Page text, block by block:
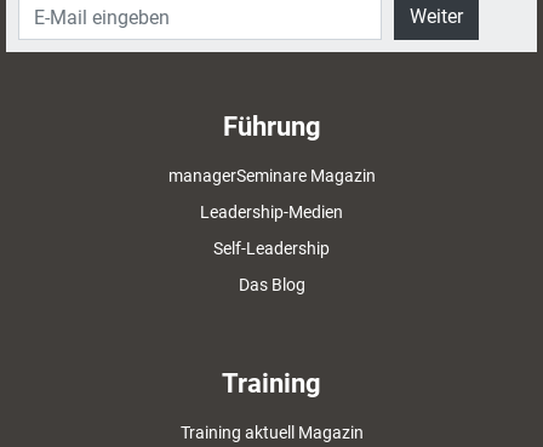
Weiter
Führung
managerSeminare Magazin
Leadership-Medien
Self-Leadership
Das Blog
Training
Training aktuell Magazin